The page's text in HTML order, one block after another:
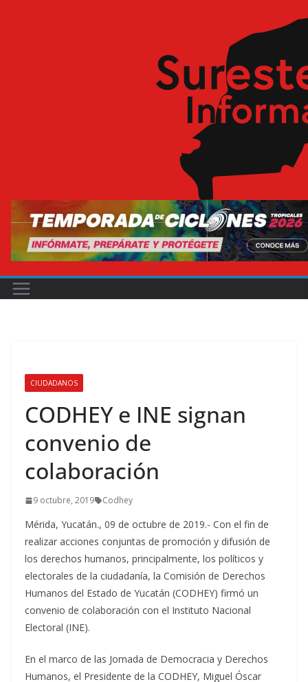
CIUDADANOS
CODHEY e INE signan
convenio de
colaboración
9 octubre, 2019 Codhey
Mérida, Yucatán., 09 de octubre de 2019.- Con el fin de
realizar acciones conjuntas de promoción y difusión de
los derechos humanos, principalmente, los políticos y
electorales de la ciudadanía, la Comisión de Derechos
Humanos del Estado de Yucatán (CODHEY) firmó un
convenio de colaboración con el Instituto Nacional
Electoral (INE).
En el marco de las Jornada de Democracia y Derechos
Humanos, el Presidente de la CODHEY, Miguel Óscar